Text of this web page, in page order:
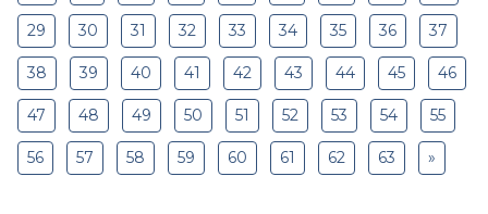
29 30 31 32 33 34 35 36 37
38 39 40 41 42 43 44 45 46
47 48 49 50 51 52 53 54 55
56 57 58 59 60 61 62 63 »